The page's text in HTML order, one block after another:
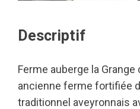
Descriptif
Ferme auberge la
ancienne ferme fortifiée
traditionnel aveyronnais